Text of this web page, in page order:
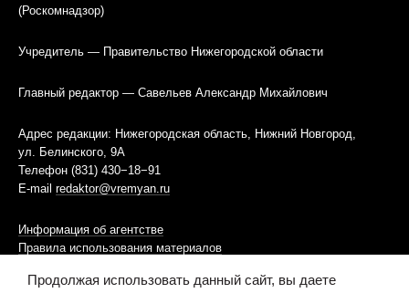
(Роскомнадзор)
Учредитель — Правительство Нижегородской области
Главный редактор — Савельев Александр Михайлович
Адрес редакции: Нижегородская область, Нижний Новгород,
ул. Белинского, 9А
Телефон (831) 430−18−91
E-mail redaktor@vremyan.ru
Информация об агентстве
Правила использования материалов
Информационная политика использования «cookies»-файлов
Продолжая использовать данный сайт, вы даете